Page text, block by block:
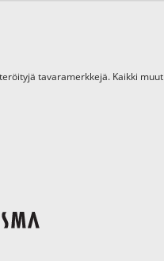
tavaramerkkejä. Kaikki muut